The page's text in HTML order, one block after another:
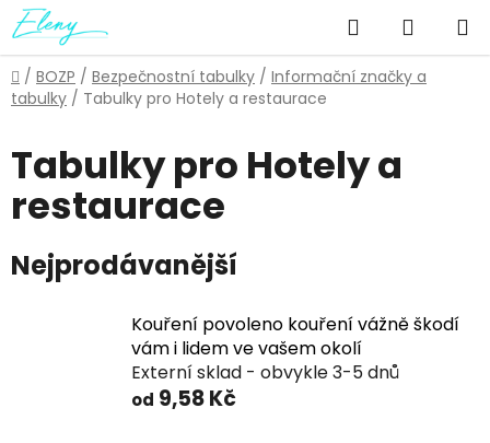
Přejít
na
obsah
Hledat
KOŠÍK
Domů
/ BOZP / Bezpečnostní tabulky / Informační značky a
tabulky / Tabulky pro Hotely a restaurace
Tabulky pro Hotely a
restaurace
Nejprodávanější
Kouření povoleno kouření vážně škodí
vám i lidem ve vašem okolí
Externí sklad - obvykle 3-5 dnů
od 9,58 Kč